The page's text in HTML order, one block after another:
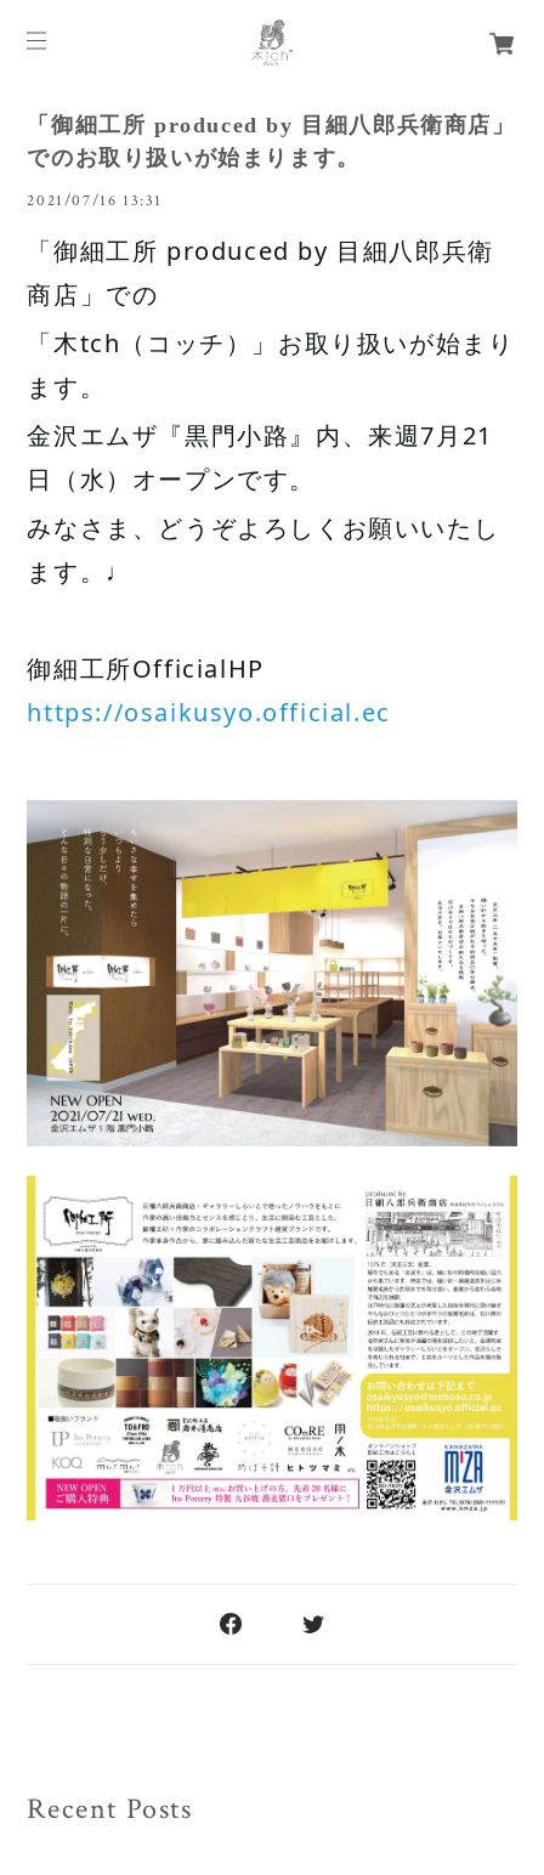
「御細工所 produced by 目細八郎兵衛商店」
でのお取り扱いが始まります。
2021/07/16 13:31
「御細工所 produced by 目細八郎兵衛
商店」での
「木tch（コッチ）」お取り扱いが始まり
ます。
金沢エムザ『黒門小路』内、来週7月21
日（水）オープンです。
みなさま、どうぞよろしくお願いいたし
ます。♩
https://osaikusyo.official.ec
Recent Posts